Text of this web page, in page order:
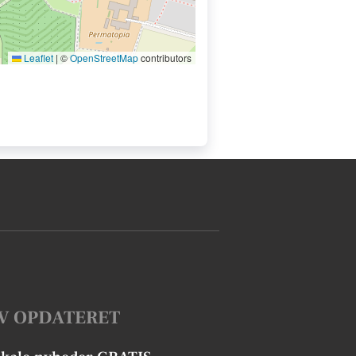
Leaflet | ©OpenStreetMapcontributors
OPDATERET